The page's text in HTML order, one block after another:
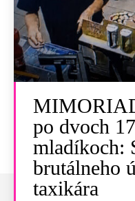
po dvoch
mladíkoch:
brutálneho
taxikára